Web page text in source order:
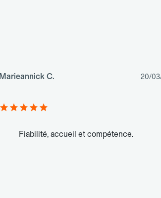
Marieannick C. 20/
Fiabilité, accueil et compétence.